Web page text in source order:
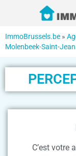
ImmoBrussels.be »
Molenbeek-Saint-Jean
C’est votre